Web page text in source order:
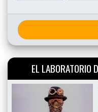
EL LABORATORIO